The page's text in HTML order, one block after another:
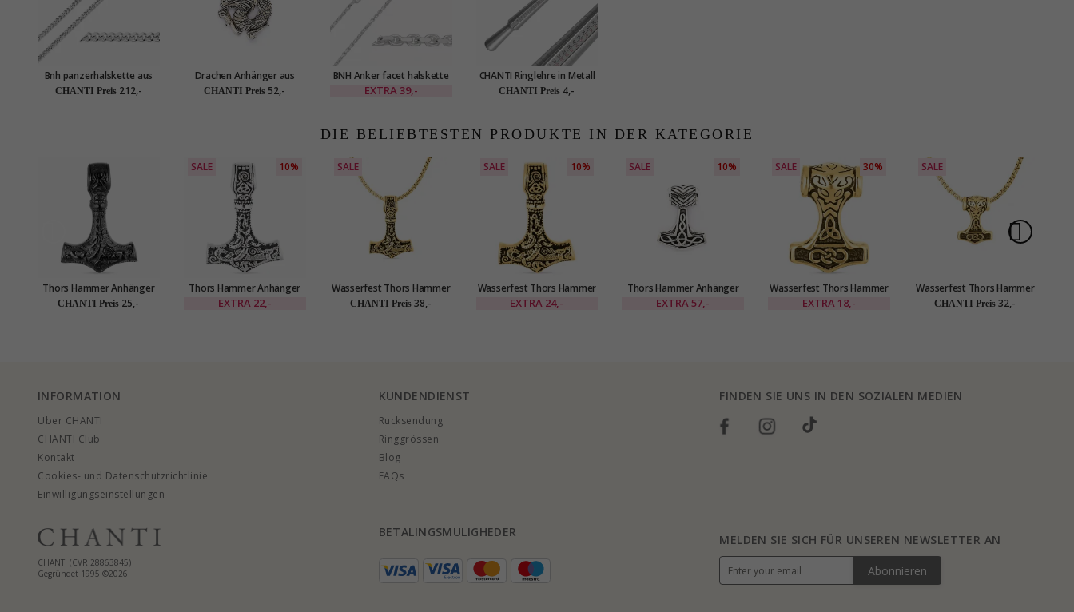
Bnh panzerhalskette aus
silber 50 cm x 4,0 mm
CHANTI Preis 212,-
Drachen Anhänger aus
oxidiertem Sterlingsilber
CHANTI Preis 52,-
BNH Anker facet halskette
aus Silber 55 cm x 1,4 mm
EXTRA 39,-
CHANTI Ringlehre in Metall
CHANTI Preis 4,-
DIE BELIEBTESTEN PRODUKTE IN DER KATEGORIE
Thors Hammer Anhänger
aus Schwarzer Stahl
CHANTI Preis 25,-
SALE 10%
Thors Hammer Anhänger
aus Stahl
EXTRA 22,-
SALE
Wasserfest Thors Hammer
Halskette aus vergoldetem
CHANTI Preis 38,-
SALE 10%
Wasserfest Thors Hammer
Anhänger aus vergoldetem
EXTRA 24,-
SALE 10%
Thors Hammer Anhänger
aus oxidiertem
EXTRA57,-
SALE 30%
Wasserfest Thors Hammer
Anhänger aus vergoldetem
EXTRA 18,-
SALE
Wasserfest Thors Hammer
Halskette aus vergoldetem
CHANTI Preis 32,-
INFORMATION
Über CHANTI
CHANTI Club
Kontakt
Cookies- und Datenschutzrichtlinie
Einwilligungseinstellungen
KUNDENDIENST
Rucksendung
Ringgrössen
Blog
FAQs
FINDEN SIE UNS IN DEN SOZIALEN MEDIEN
CHANTI (CVR 28863845)
Gegründet 1995 ©2026
BETALINGSMULIGHEDER
MELDEN SIE SICH FÜR UNSEREN NEWSLETTER AN
Abonnieren